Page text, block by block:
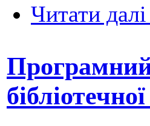
Читати далі
Програмний